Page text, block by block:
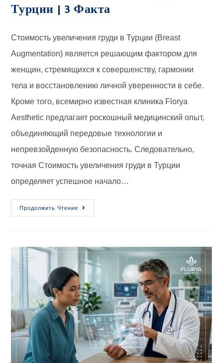
Турции | 3 Факта
Стоимость увеличения груди в Турции (Breast
Augmentation) является решающим фактором для
женщин, стремящихся к совершенству, гармонии
тела и восстановлению личной уверенности в себе.
Кроме того, всемирно известная клиника Florya
Aesthetic предлагает роскошный медицинский опыт,
объединяющий передовые технологии и
непревзойденную безопасность. Следовательно,
точная Стоимость увеличения груди в Турции
определяет успешное начало…
Продолжить Чтение